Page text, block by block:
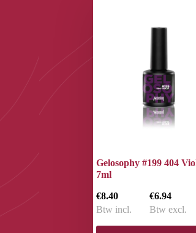
Gelosophy #199 404
7ml
€8.40
Btw incl.
€6.94
Btw excl.